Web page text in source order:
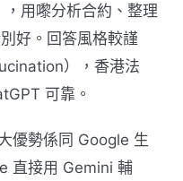
用嚟分析合約、整理
好。回答風格較謹
），香港法
可靠。
優勢係同 Google 生
直接用 Gemini 輔